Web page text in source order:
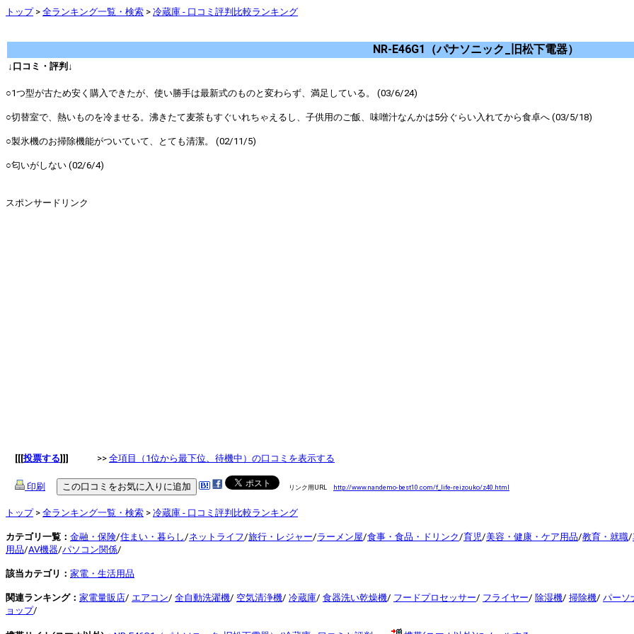
トップ> 全ランキング一覧・検索 > 冷蔵庫 - 口コミ評判比較ランキング
NR-E46G1（パナソニック_旧松下電器）
↓口コミ・評判↓
○1つ型が古ため安く購入できたが、使い勝手は最新式のものと変わらず、満足している。 (03/6/24)
○切替室で、熱いものを冷ませる。沸きたて麦茶もすぐいれちゃえるし、子供用のご飯、味噌汁なんかは5分ぐらい入れてから食卓へ (03/5/18)
○製氷機のお掃除機能がついていて、とても清潔。 (02/11/5)
○匂いがしない (02/6/4)
スポンサードリンク
[[[投票する]]] >> 全項目（1位から最下位、待機中）の口コミを表示する
印刷 リンク用URL http://www.nandemo-best10.com/f_life-reizouko/z40.html
トップ> 全ランキング一覧・検索 > 冷蔵庫 - 口コミ評判比較ランキング
カテゴリ一覧： 金融・保険/住まい・暮らし/ネットライフ/旅行・レジャー/ラーメン屋/食事・食品・ドリンク/育児/美容・健康・ケア用品/教育・就職/
用品/AV機器/パソコン関係/
該当カテゴリ： 家電・生活用品
関連ランキング： 家電量販店/ エアコン/ 全自動洗濯機/ 空気清浄機/ 冷蔵庫/ 食器洗い乾燥機/ フードプロセッサー/ フライヤー/ 除湿機/ 掃除機/ パーソ
ョップ/